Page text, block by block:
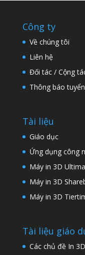
Công ty
Về chúng tôi
Liên hệ
Đối tác / Cộng
Thông báo
Tài liệu
Giáo dục
Ứng dụng công
Máy in 3D
Máy in 3D
Máy in 3D
Tài liệu giáo
Các chủ đề In